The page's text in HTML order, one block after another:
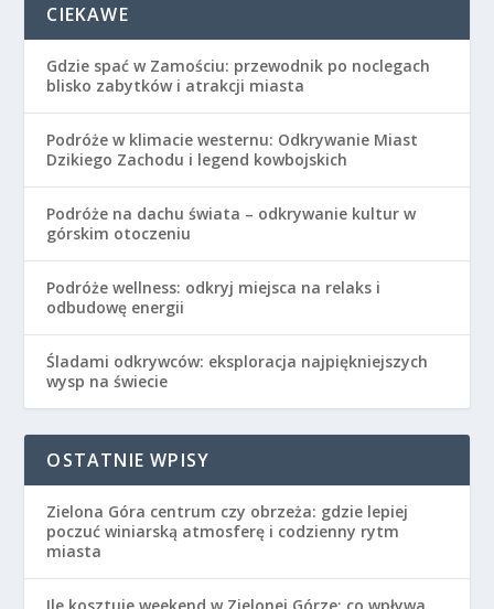
CIEKAWE
Gdzie spać w Zamościu: przewodnik po noclegach
blisko zabytków i atrakcji miasta
Podróże w klimacie westernu: Odkrywanie Miast
Dzikiego Zachodu i legend kowbojskich
Podróże na dachu świata – odkrywanie kultur w
górskim otoczeniu
Podróże wellness: odkryj miejsca na relaks i
odbudowę energii
Śladami odkrywców: eksploracja najpiękniejszych
wysp na świecie
OSTATNIE WPISY
Zielona Góra centrum czy obrzeża: gdzie lepiej
poczuć winiarską atmosferę i codzienny rytm
miasta